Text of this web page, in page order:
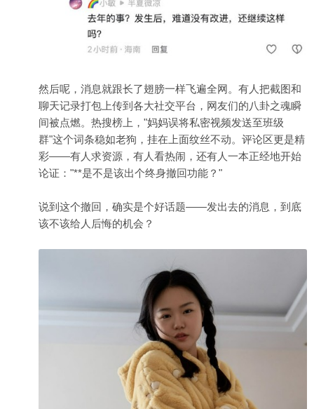
然后呢，消息就跟长了翅膀一样飞遍全网。有人把截图和
聊天记录打包上传到各大社交平台，网友们的八卦之魂瞬
间被点燃。热搜榜上，"妈妈误将私密视频发送至班级
群"这个词条稳如老狗，挂在上面纹丝不动。评论区更是精
彩——有人求资源，有人看热闹，还有人一本正经地开始
论证："**是不是该出个终身撤回功能？"
说到这个撤回，确实是个好话题——发出去的消息，到底
该不该给人后悔的机会？